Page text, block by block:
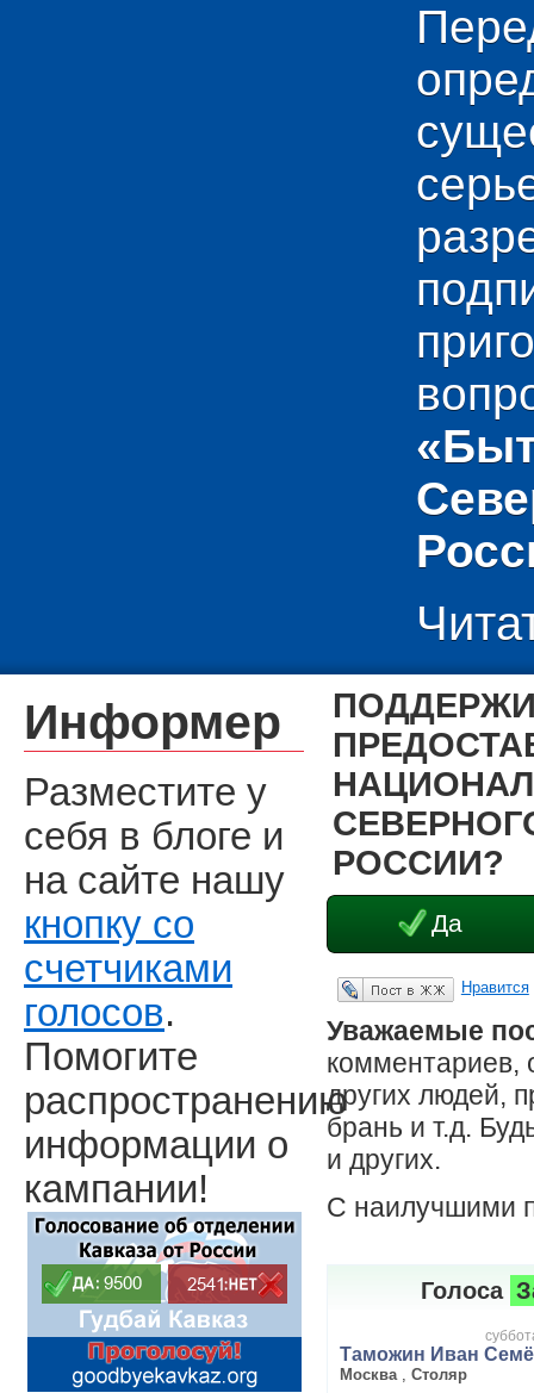
РОССИИ?
Да
Опубликовать в ЖЖ Нравится
Уважаемые
комментариев,
других людей,
брань и т.д.
и других.
С наилучшими
Голоса
Таможин Иван
Москва
Столяр
Информер
Разместите у
себя в блоге и
на сайте нашу
кнопку со
счетчиками
голосов.
Помогите
распространению
информации о
кампании!